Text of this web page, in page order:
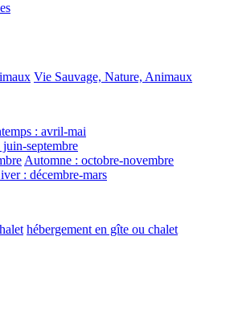
Vie Sauvage, Nature, Animaux
: avril-mai
juin-septembre
Automne : octobre-novembre
: décembre-mars
hébergement en gîte ou chalet